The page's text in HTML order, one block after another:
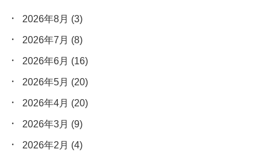
2026年8月 (3)
2026年7月 (8)
2026年6月 (16)
2026年5月 (20)
2026年4月 (20)
2026年3月 (9)
2026年2月 (4)